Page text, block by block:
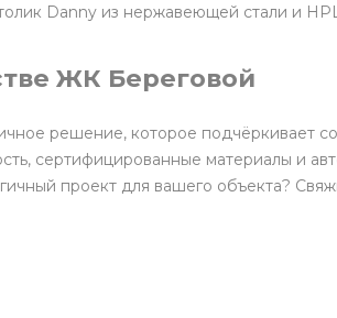
Danny из нержавеющей стали и
ЖК Береговой
решение, которое подчёркивает
сертифицированные материалы и
проект для вашего объекта?